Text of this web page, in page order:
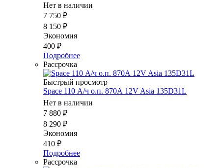
Нет в наличии
7 750 ₽
8 150 ₽
Экономия
400 ₽
Подробнее
Рассрочка
Быстрый просмотр
Space 110 А/ч о.п. 870А 12V Asia 135D31L
Нет в наличии
7 880 ₽
8 290 ₽
Экономия
410 ₽
Подробнее
Рассрочка